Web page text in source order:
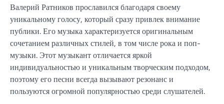
Валерий Ратников прославился благодаря своему
уникальному голосу, который сразу привлек внимание
публики. Его музыка характеризуется оригинальным
сочетанием различных стилей, в том числе рока и поп-
музыки. Этот музыкант отличается яркой
индивидуальностью и уникальным творческим подходом,
поэтому его песни всегда вызывают резонанс и
пользуются огромной популярностью среди слушателей.